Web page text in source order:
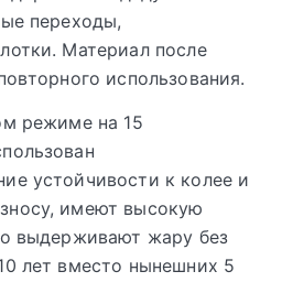
переходы,
Материал после
использования.
режиме на 15
устойчивости к колее и
имеют высокую
выдерживают жару без
лет вместо нынешних 5